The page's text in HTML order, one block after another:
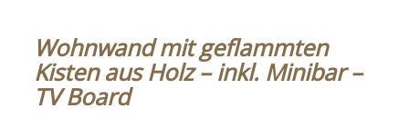
Wohnwand mit geflammten
Kisten aus Holz – inkl. Minibar –
TV Board